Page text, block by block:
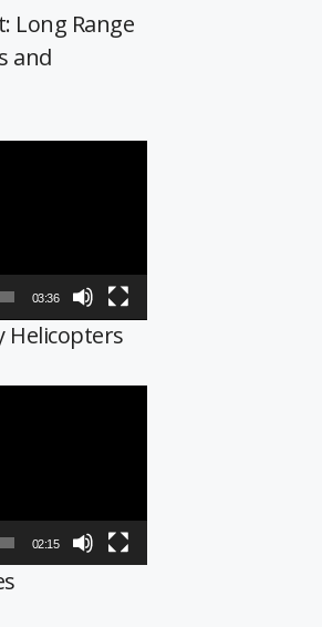
Long Range
and
03:36
Helicopters
02:15